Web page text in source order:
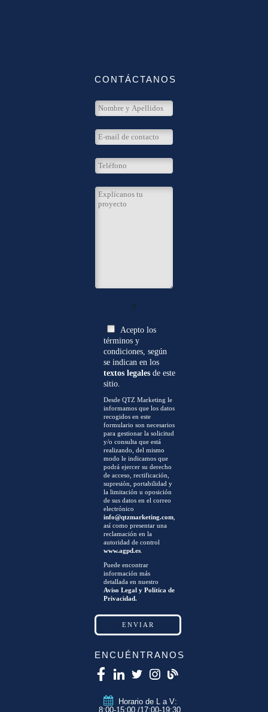
CONTÁCTANOS
0
Acepto los
términos y
condiciones, según
se indican en los
textos legales de este
sitio.
Desde QTZ Marketing le
informamos que los datos
recogidos en este
formulario son necesarios
para gestionar la solicitud
y/o consulta que está
realizando, del mismo
modo le indicamos que
podrá ejercer su derecho
de acceso, rectificación,
supresión, portabilidad y
la limitación u oposición
de sus datos en el correo
electrónico
info@qtzmarketing.com
así como presentar una
reclamación en la
autoridad de control
www.agpd.es
Puede encontrar
información más
detallada en nuestro
Aviso Legal y Política de
Privacidad.
ENCUÉNTRANOS
Horario de L a V:
8:00-15:00 /17:00-19:30